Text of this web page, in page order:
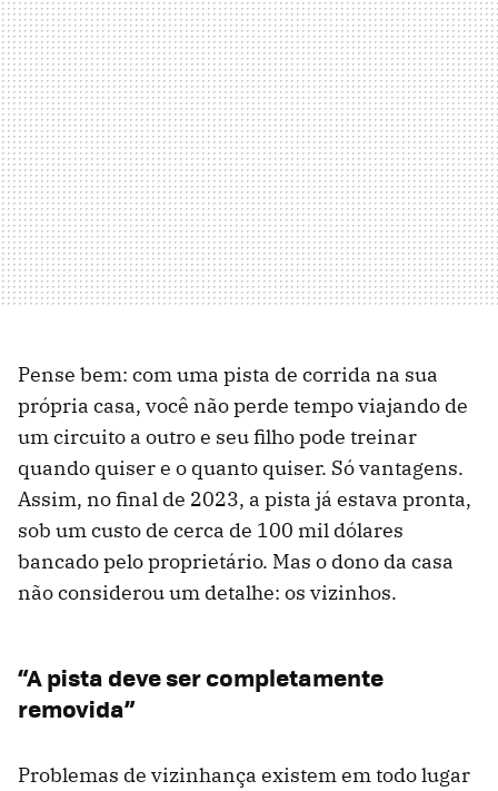
Pense bem: com uma pista de corrida na sua
própria casa, você não perde tempo viajando de
um circuito a outro e seu filho pode treinar
quando quiser e o quanto quiser. Só vantagens.
Assim, no final de 2023, a pista já estava pronta,
sob um custo de cerca de 100 mil dólares
bancado pelo proprietário. Mas o dono da casa
não considerou um detalhe: os vizinhos.
“A pista deve ser completamente
removida”
Problemas de vizinhança existem em todo lugar